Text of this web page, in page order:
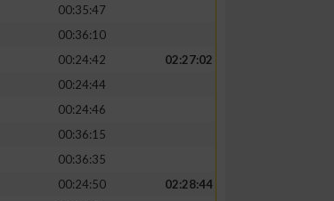
00:35:47
00:36:10
00:24:42
02:27:02
00:24:44
00:24:46
00:36:15
00:36:35
00:24:50
02:28:44